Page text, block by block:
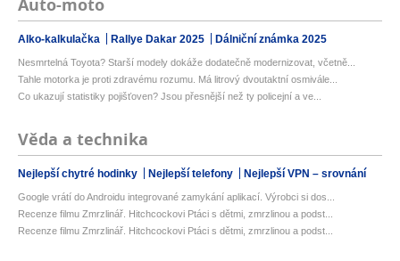
Auto-moto
Alko-kalkulačka Rallye Dakar 2025 Dálniční známka 2025
Nesmrtelná Toyota? Starší modely dokáže dodatečně modernizovat, včetně...
Tahle motorka je proti zdravému rozumu. Má litrový dvoutaktní osmivále...
Co ukazují statistiky pojišťoven? Jsou přesnější než ty policejní a ve...
Věda a technika
Nejlepší chytré hodinky Nejlepší telefony Nejlepší VPN – srovnání
Google vrátí do Androidu integrované zamykání aplikací. Výrobci si dos...
Recenze filmu Zmrzlinář. Hitchcockovi Ptáci s dětmi, zmrzlinou a podst...
Recenze filmu Zmrzlinář. Hitchcockovi Ptáci s dětmi, zmrzlinou a podst...